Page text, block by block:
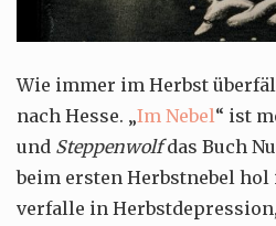
Wie immer im Herbst
nach Hesse. „Im Nebel“ ist
und Steppenwolfdas Buch
beim ersten Herbstnebel
verfalle in